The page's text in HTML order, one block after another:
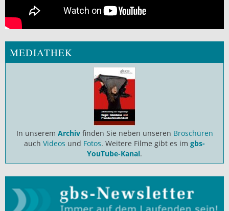
MEDIATHEK
In unserem Archiv finden Sie neben unseren Broschüren
auch Videos und Fotos. Weitere Filme gibt es im gbs-
YouTube-Kanal.